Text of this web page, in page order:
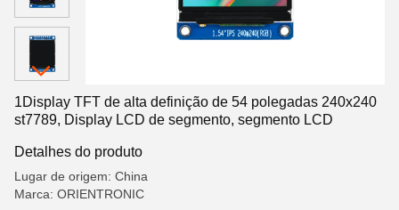
1Display TFT de alta definição de 54 polegadas 240x240
st7789, Display LCD de segmento, segmento LCD
Detalhes do produto
Lugar de origem: China
Marca: ORIENTRONIC